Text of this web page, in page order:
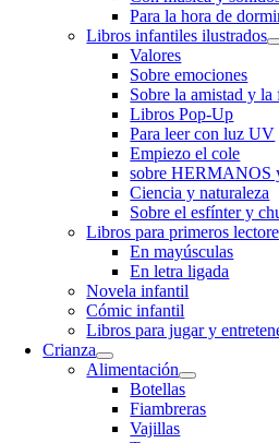
Para la hora de
Libros infantiles ilustrados
Valores
Sobre emociones
Sobre la amistad y la
Libros Pop-Up
Para leer con luz UV
Empiezo el cole
sobre
Ciencia y naturaleza
Sobre el esfínter y
Libros para primeros
En mayúsculas
En letra ligada
Novela infantil
Cómic infantil
Libros para jugar y
Crianza
Alimentación
Botellas
Fiambreras
Vajillas